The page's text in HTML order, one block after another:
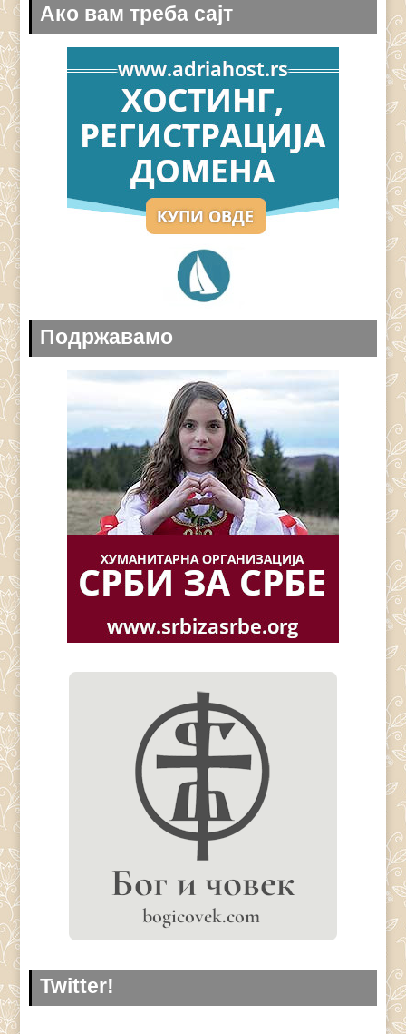
Ако вам треба сајт
Подржавамо
Twitter!